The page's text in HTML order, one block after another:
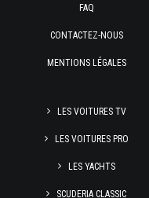
FAQ
CONTACTEZ-NOUS
MENTIONS LÉGALES
LES VOITURES TV
LES VOITURES PRO
LES YACHTS
SCUDERIA CLASSIC